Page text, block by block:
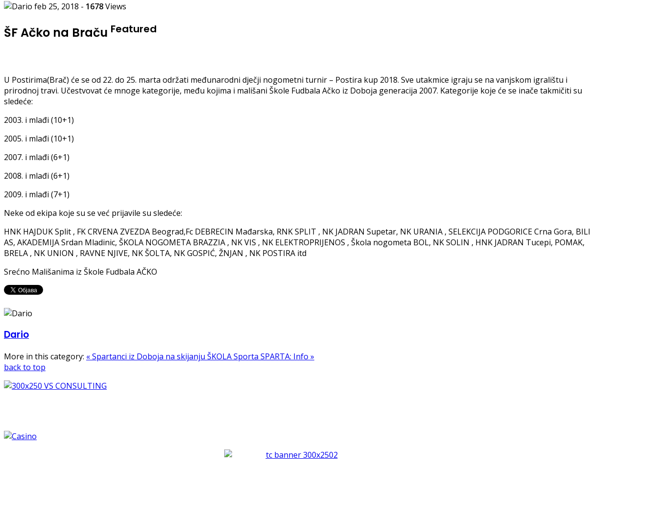
feb 25, 2018 - 1678Views
ŠF Ačko na Braču Featured
U Postirima(Brač) će se od 22. do 25. marta održati međunarodni dječji nogometni turnir – Postira kup 2018. Sve utakmice igraju se na vanjskom igralištu i
prirodnoj travi. Učestvovat će mnoge kategorije, među kojima i mališani Škole Fudbala Ačko iz Doboja generacija 2007. Kategorije koje će se inače takmičiti su
sledeće:
2003. i mlađi (10+1)
2005. i mlađi (10+1)
2007. i mlađi (6+1)
2008. i mlađi (6+1)
2009. i mlađi (7+1)
Neke od ekipa koje su se već prijavile su sledeće:
HNK HAJDUK Split , FK CRVENA ZVEZDA Beograd,Fc DEBRECIN Mađarska, RNK SPLIT , NK JADRAN Supetar, NK URANIA , SELEKCIJA PODGORICE Crna Gora, BILI
AS, AKADEMIJA Srdan Mladinic, ŠKOLA NOGOMETA BRAZZIA , NK VIS , NK ELEKTROPRIJENOS , Škola nogometa BOL, NK SOLIN , HNK JADRAN Tucepi, POMAK,
BRELA , NK UNION , RAVNE NJIVE, NK ŠOLTA, NK GOSPIĆ, ŽNJAN , NK POSTIRA itd
Srećno Mališanima iz Škole Fudbala AČKO
Dario
More in this category: « Spartanci iz Doboja na skijanju ŠKOLA Sporta SPARTA: Info »
back to top